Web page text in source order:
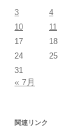
3
4
10
11
17
18
24
25
31
« 7月
関連リンク